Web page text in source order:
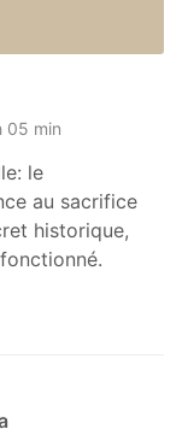
05 min
le
au sacrifice
historique,